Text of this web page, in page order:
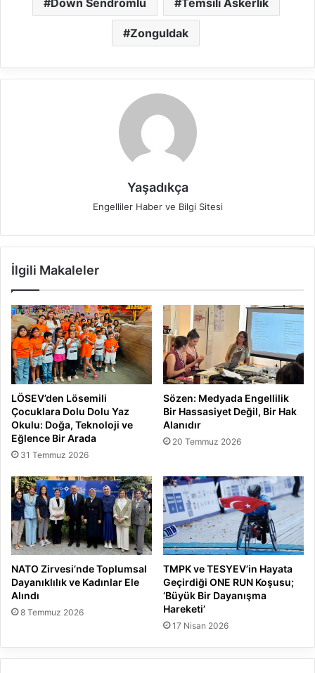
Zonguldak
Yaşadıkça
Engelliler Haber ve Bilgi Sitesi
İlgili Makaleler
LÖSEV’den Lösemili
Çocuklara Dolu Dolu Yaz
Okulu: Doğa, Teknoloji ve
Eğlence Bir Arada
31 Temmuz 2026
Sözen: Medyada Engellilik
Bir Hassasiyet Değil, Bir Hak
Alanıdır
20 Temmuz 2026
NATO Zirvesi’nde Toplumsal
Dayanıklılık ve Kadınlar Ele
Alındı
8 Temmuz 2026
TMPK ve TESYEV’in Hayata
Geçirdiği ONE RUN Koşusu;
‘Büyük Bir Dayanışma
Hareketi’
17 Nisan 2026